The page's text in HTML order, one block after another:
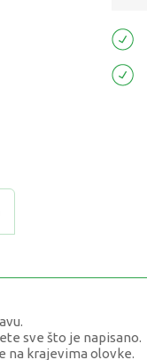
sve što je napisano.
na krajevima olovke.